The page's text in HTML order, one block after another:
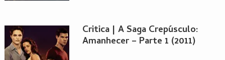
Critica | A Saga Crepúsculo:
Amanhecer – Parte 1 (2011)